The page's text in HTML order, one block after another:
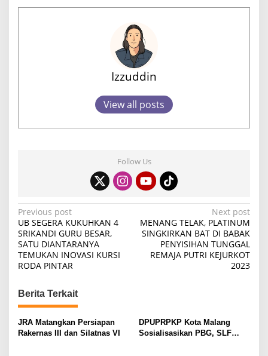
Izzuddin
View all posts
Follow Us
P
o
s
t
a
v
i
Previous post
UB SEGERA KUKUHKAN 4
SRIKANDI GURU BESAR,
SATU DIANTARANYA
TEMUKAN INOVASI KURSI
RODA PINTAR
Next post
MENANG TELAK, PLATINUM
SINGKIRKAN BAT DI BABAK
PENYISIHAN TUNGGAL
REMAJA PUTRI KEJURKOT
2023
Berita Terkait
JRA Matangkan Persiapan
Rakernas III dan Silatnas VI
DPUPRPKP Kota Malang
Sosialisasikan PBG, SLF